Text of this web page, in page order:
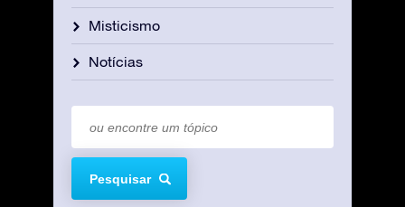
Misticismo
Notícias
Pesquisar